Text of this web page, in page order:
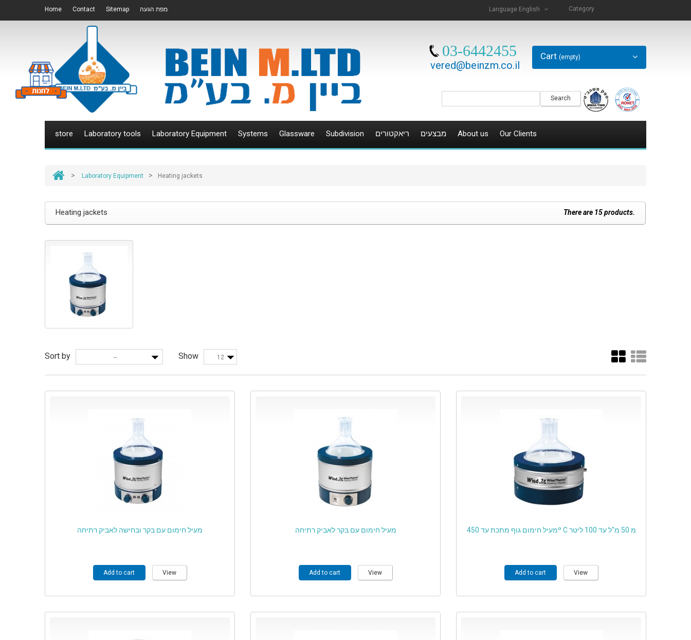
Language English Category
Home Contact Sitemap מפת הגעה
Search
03-6442455
vered@beinzm.co.il
store Laboratory tools Laboratory Equipment Systems Glassware Subdivision ריאקטורים מבצעים About us Our Clients
Cart (empty)
> Laboratory Equipment > Heating jackets
Heating jackets There are 15 products.
Sort by -- Show 12
מעיל חימום עם בקר ובחישה לאביק רתיחה
Add to cart View
מעיל חימום עם בקר לאביק רתיחה
Add to cart View
מעיל חימום גוף מתכת עד 450º C מ 50 מ"ל עד 100 ליטר
Add to cart View